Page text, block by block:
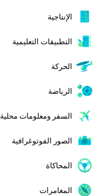
الإنتاجية
التطبيقات التعليمية
الحركة
الرياضة
السفر ومعلومات محلية
الصور الفوتوغرافية
المحاكاة
المغامرات